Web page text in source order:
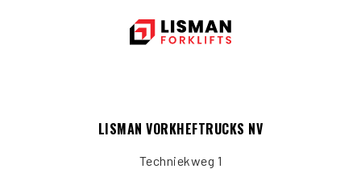
LISMAN VORKHEFTRUCKS NV
Techniekweg 1